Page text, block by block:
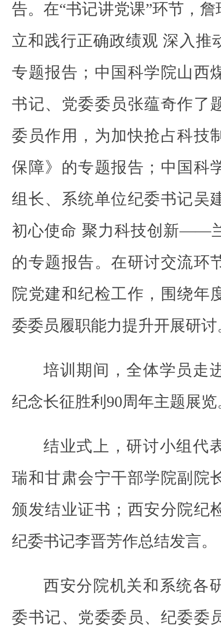
告。在“书记讲党课”环节，
立和践行正确政绩观 深入推
专题报告；中国科学院山西
书记、党委委员张蕴奇作了
委员作用，为加快抢占科技
保障》的专题报告；中国科
组长、系统单位纪委书记吴
初心使命 聚力科技创新——
的专题报告。在研讨交流环
院党建和纪检工作，围绕年
委委员履职能力提升开展研讨
培训期间，全体学员走
纪念长征胜利90周年主题展览
结业式上，研讨小组代
瑞和甘肃会宁干部学院副院
颁发结业证书；西安分院纪
纪委书记李晋芳作总结发言。
西安分院机关和系统各
委书记、党委委员、纪委委